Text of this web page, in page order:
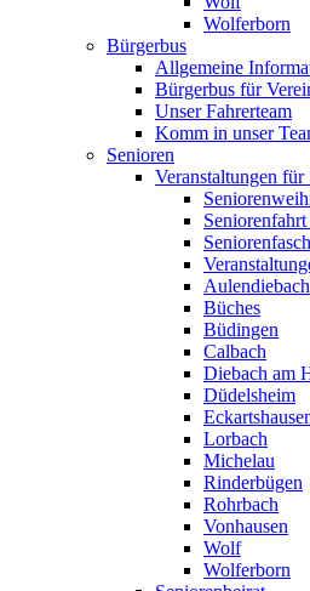
Wolferborn
Bürgerbus
Allgemeine
Bürgerbus für
Unser Fahrerteam
Komm in unser
Senioren
Veranstaltungen für
Aulendiebach
Büches
Büdingen
Calbach
Diebach am
Düdelsheim
Lorbach
Michelau
Rinderbügen
Rohrbach
Vonhausen
Wolf
Wolferborn